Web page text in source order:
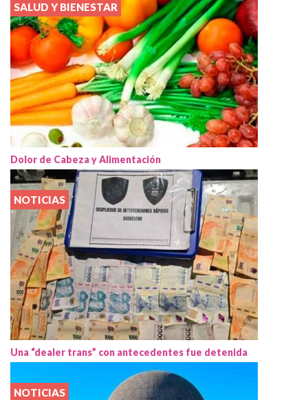
SALUD Y BIENESTAR
Dolor de Cabeza y Alimentación
NOTICIAS
Una “dealer trans” con antecedentes fue detenida
NOTICIAS